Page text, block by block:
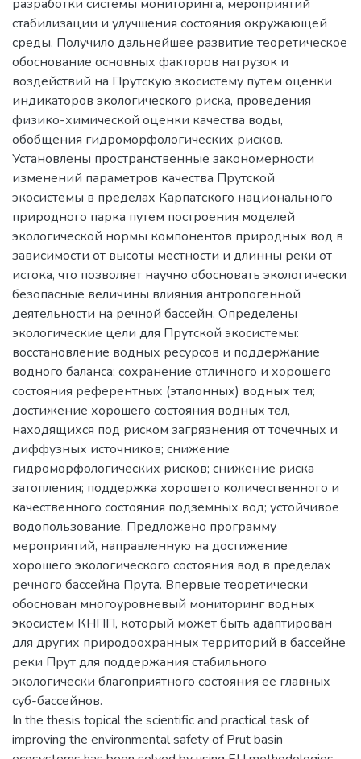
разработки системы мониторинга, мероприятий
стабилизации и улучшения состояния окружающей
среды. Получило дальнейшее развитие теоретическое
обоснование основных факторов нагрузок и
воздействий на Прутскую экосистему путем оценки
индикаторов экологического риска, проведения
физико-химической оценки качества воды,
обобщения гидроморфологических рисков.
Установлены пространственные закономерности
изменений параметров качества Прутской
экосистемы в пределах Карпатского национального
природного парка путем построения моделей
экологической нормы компонентов природных вод в
зависимости от высоты местности и длинны реки от
истока, что позволяет научно обосновать экологически
безопасные величины влияния антропогенной
деятельности на речной бассейн. Определены
экологические цели для Прутской экосистемы:
восстановление водных ресурсов и поддержание
водного баланса; сохранение отличного и хорошего
состояния референтных (эталонных) водных тел;
достижение хорошего состояния водных тел,
находящихся под риском загрязнения от точечных и
диффузных источников; снижение
гидроморфологических рисков; снижение риска
затопления; поддержка хорошего количественного и
качественного состояния подземных вод; устойчивое
водопользование. Предложено программу
мероприятий, направленную на достижение
хорошего экологического состояния вод в пределах
речного бассейна Прута. Впервые теоретически
обоснован многоуровневый мониторинг водных
экосистем КНПП, который может быть адаптирован
для других природоохранных территорий в бассейне
реки Прут для поддержания стабильного
экологически благоприятного состояния ее главных
суб-бассейнов.
In the thesis topical the scientific and practical task of
improving the environmental safety of Prut basin